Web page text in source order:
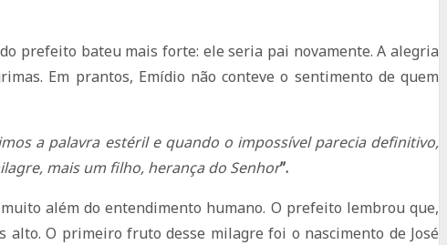
prefeito bateu mais forte: ele seria pai novamente. A alegria
Em prantos, Emídio não conteve o sentimento de quem
a palavra estéril e quando o impossível parecia definitivo,
mais um filho, herança do Senhor”.
além do entendimento humano. O prefeito lembrou que,
O primeiro fruto desse milagre foi o nascimento de José